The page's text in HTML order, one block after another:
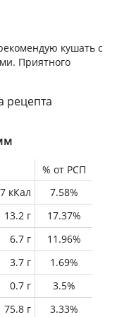
кушать с
Приятного
рецепта
% от РСП
кКал
7.58%
13.2 г
17.37%
6.7 г
11.96%
3.7 г
1.69%
0.7 г
3.5%
75.8 г 3.33%